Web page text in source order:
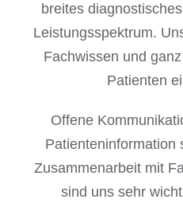
breites
Leistungsspektrum.
Fachwissen und
Patienten
Offene
Patienteninformation
Zusammenarbeit mit
sind uns sehr